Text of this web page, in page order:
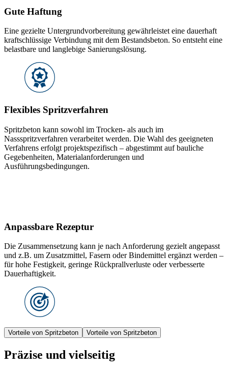
Gute Haftung
Eine gezielte Untergrundvorbereitung gewährleistet eine dauerhaft
kraftschlüssige Verbindung mit dem Bestandsbeton. So entsteht eine
belastbare und langlebige Sanierungslösung.
Flexibles Spritzverfahren
Spritzbeton kann sowohl im Trocken- als auch im
Nassspritzverfahren verarbeitet werden. Die Wahl des geeigneten
Verfahrens erfolgt projektspezifisch – abgestimmt auf bauliche
Gegebenheiten, Materialanforderungen und
Ausführungsbedingungen.
Anpassbare Rezeptur
Die Zusammensetzung kann je nach Anforderung gezielt angepasst
und z.B. um Zusatzmittel, Fasern oder Bindemittel ergänzt werden –
für hohe Festigkeit, geringe Rückprallverluste oder verbesserte
Dauerhaftigkeit.
Vorteile von Spritzbeton Vorteile von Spritzbeton
Präzise und vielseitig